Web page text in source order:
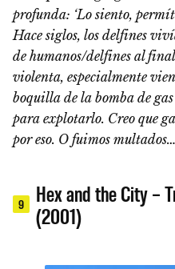
profunda: ‘Lo siento,
Hace siglos, los delfines
de humanos/delfines al
violenta, especialmente
boquilla de la bomba de
para explotarlo. Creo que
por eso. O fuimos
9
Hex and the City –
(2001)